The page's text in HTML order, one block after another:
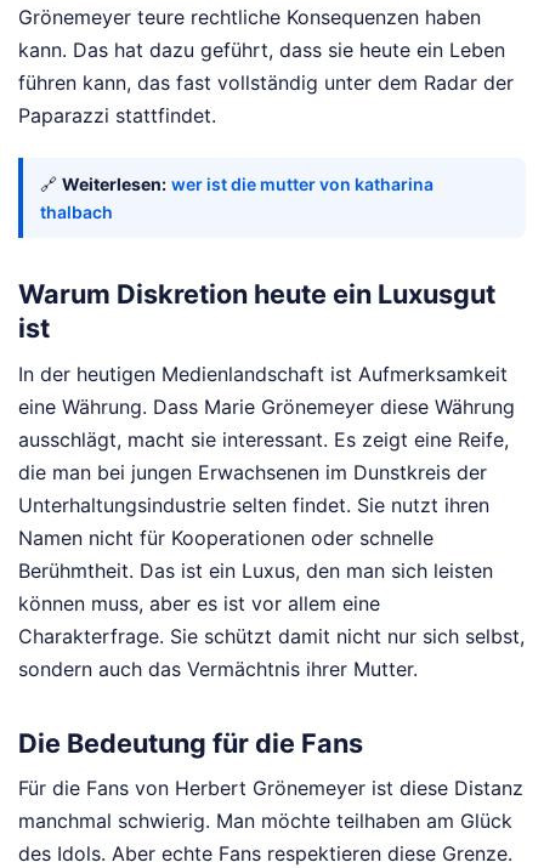
Grönemeyer teure rechtliche Konsequenzen haben
kann. Das hat dazu geführt, dass sie heute ein Leben
führen kann, das fast vollständig unter dem Radar der
Paparazzi stattfindet.
🔗 Weiterlesen: wer ist die mutter von katharina
thalbach
Warum Diskretion heute ein Luxusgut
ist
In der heutigen Medienlandschaft ist Aufmerksamkeit
eine Währung. Dass Marie Grönemeyer diese Währung
ausschlägt, macht sie interessant. Es zeigt eine Reife,
die man bei jungen Erwachsenen im Dunstkreis der
Unterhaltungsindustrie selten findet. Sie nutzt ihren
Namen nicht für Kooperationen oder schnelle
Berühmtheit. Das ist ein Luxus, den man sich leisten
können muss, aber es ist vor allem eine
Charakterfrage. Sie schützt damit nicht nur sich selbst,
sondern auch das Vermächtnis ihrer Mutter.
Die Bedeutung für die Fans
Für die Fans von Herbert Grönemeyer ist diese Distanz
manchmal schwierig. Man möchte teilhaben am Glück
des Idols. Aber echte Fans respektieren diese Grenze.